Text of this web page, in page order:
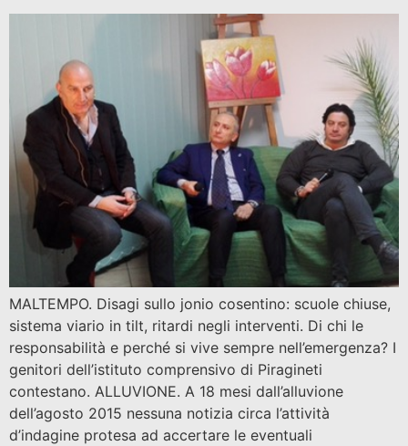
MALTEMPO. Disagi sullo jonio cosentino: scuole chiuse,
sistema viario in tilt, ritardi negli interventi. Di chi le
responsabilità e perché si vive sempre nell’emergenza? I
genitori dell’istituto comprensivo di Piragineti
contestano. ALLUVIONE. A 18 mesi dall’alluvione
dell’agosto 2015 nessuna notizia circa l’attività
d’indagine protesa ad accertare le eventuali